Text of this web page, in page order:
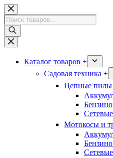
Перейти
к
сути
Поиск
товаров
Каталог товаров +
Садовая техника +
Цепные пилы
Мотокосы и